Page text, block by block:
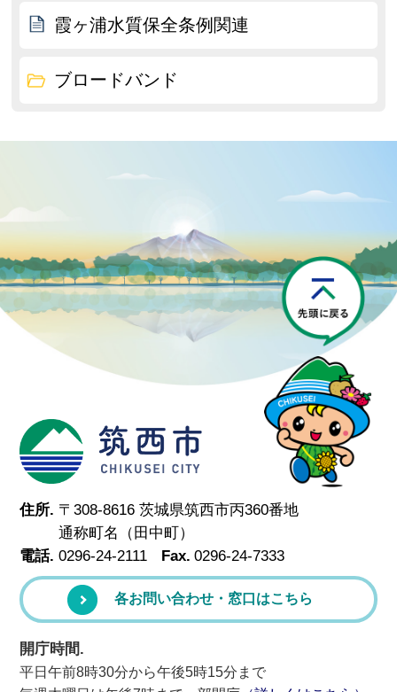
霞ヶ浦水質保全条例関連
ブロードバンド
筑西市
住所. 〒308-8616 茨城県筑西市丙360番地
通称町名（田中町）
電話. 0296-24-2111 Fax. 0296-24-7333
各お問い合わせ・窓口はこちら
開庁時間.
平日午前8時30分から午後5時15分まで